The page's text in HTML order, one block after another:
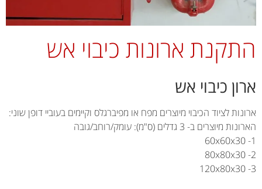
ארונות כיבוי אש
כיבוי אש
לציוד הכיבוי מיוצרים מפח או מפיברגלס וקיימים בעוביי דופן שוני:
ב- 3 גדלים (ס"מ): עומק/רוחב/גובה